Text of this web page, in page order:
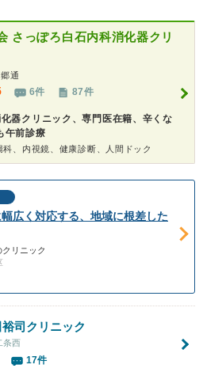
さっぽろ白石内科消化器クリ
通
6件 87件
器クリニック、専門医在籍、辛くな
午前診療
、内視鏡、健康診断、人間ドック
広く対応する、地域に根差した
リニック
司クリニック
条西
17件